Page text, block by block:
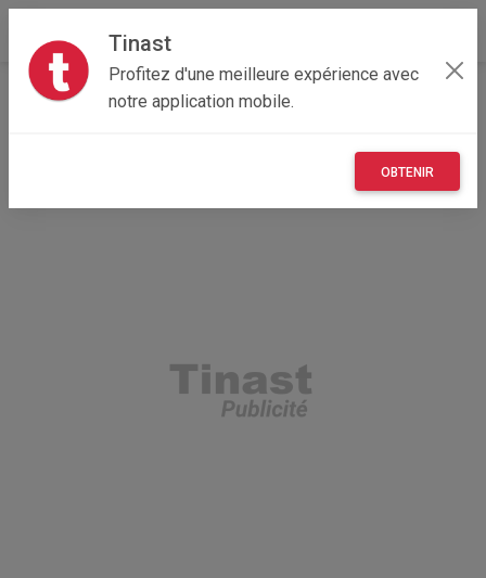
Tinast
Profitez d'une meilleure expérience avec
notre application mobile.
OBTENIR
Accueil Vêtements et objets personnels